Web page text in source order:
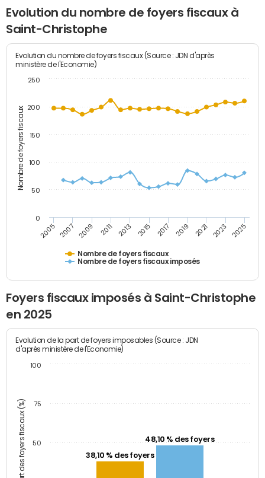
Evolution du nombre de foyers fiscaux à
Saint-Christophe
Nombre de foyers fiscaux
Evolution du nombre de foyers fiscaux (Source : JDN d'après
ministère de l'Economie)
Nombre de foyers fiscaux
Nombre de foyers fiscaux imposés
2005 2007 2009 2011 2013 2015 2017 2019 2021 2023 2025
0
50
100
150
200
250
Foyers fiscaux imposés à Saint-Christophe
en 2025
Part des foyers fiscaux (%)
Evolution de la part de foyers imposables (Source : JDN
d'après ministère de l'Economie)
38,10 % des foyers
48,10 % des foyers
50
75
100